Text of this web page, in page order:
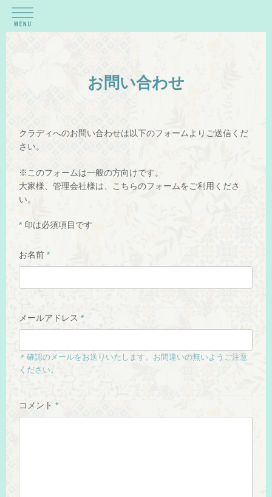
お問い合わせ
クラディへのお問い合わせは以下のフォームよりご送信くだ
さい。
※このフォームは一般の方向けです。
大家様、管理会社様は、
こちらのフォームをご利用くださ
い。
* 印は必須項目です
お名前 *
メールアドレス *
＊確認のメールをお送りいたします。お間違いの無いようご注意
ください。
コメント *